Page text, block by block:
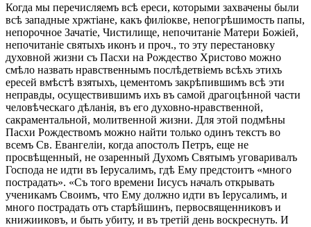
Когда мы перечисляемъ всѣ ереси, которыми захвачены были
всѣ западные хржтіане, какъ филіокве, непогрѣшимость папы,
непорочное Зачатіе, Чистилище, непочитаніе Матери Божіей,
непочитаніе святыхъ иконъ и проч., то эту перестановку
духовной жизни съ Пасхи на Рождество Христово можно
смѣло назвать нравственнымъ послѣдетвіемъ всѣхъ этихъ
ересей вмѣстѣ взятыхъ, цементомъ закрѣпившимъ всѣ эти
неправды, осуществившимъ ихъ въ самой драгоцѣнной части
человѣческаго дѣланія, въ его духовно-нравственной,
сакраментальной, молитвенной жизни. Для этой подмѣны
Пасхи Рождествомъ можно найти только одинъ текстъ во
всемъ Св. Евангеліи, когда апостолъ Петръ, еще не
просвѣщенный, не озаренный Духомъ Святымъ уговаривалъ
Господа не идти въ Іерусалимъ, гдѣ Ему предстоитъ «много
пострадать». «Съ того времени Іисусъ началъ открывать
ученикамъ Своимъ, что Ему должно идти въ Іерусалимъ, и
много пострадать отъ старѣйшинъ, первосвященниковъ и
книжииковъ, и быть убиту, и въ третій день воскреснуть. И